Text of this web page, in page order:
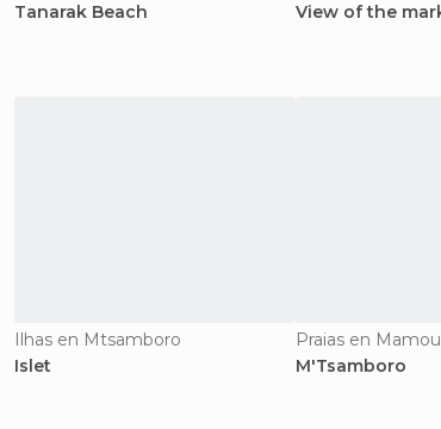
Tanarak Beach
View of the
Ilhas en Mtsamboro
Islet
Praias en
M'Tsamboro